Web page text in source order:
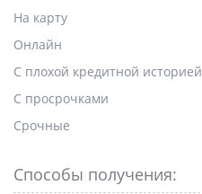
На карту
Онлайн
С плохой кредитной историей
С просрочками
Срочные
Способы получения: